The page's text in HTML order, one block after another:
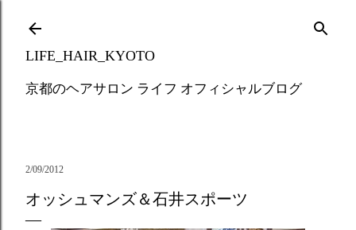
LIFE_HAIR_KYOTO
京都のヘアサロン ライフ オフィシャルブログ
2/09/2012
オッシュマンズ＆石井スポーツ